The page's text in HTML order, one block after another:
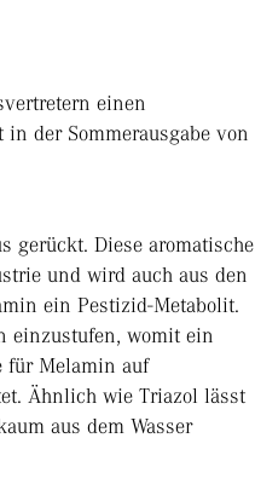
einen
in der Sommerausgabe von
gerückt. Diese aromatische
und wird auch aus den
ein Pestizid-Metabolit.
einzustufen, womit ein
für Melamin auf
Ähnlich wie Triazol lässt
aus dem Wasser